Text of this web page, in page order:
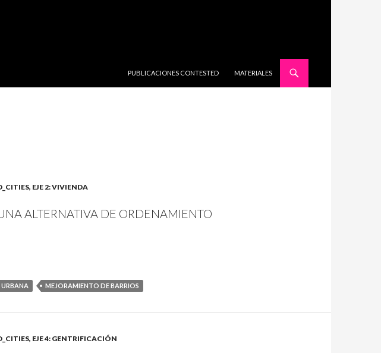
PUBLICACIONES CONTESTED
MATERIALES
EJE 2: VIVIENDA
ALTERNATIVA DE ORDENAMIENTO
MEJORAMIENTO DE BARRIOS
EJE 4: GENTRIFICACIÓN